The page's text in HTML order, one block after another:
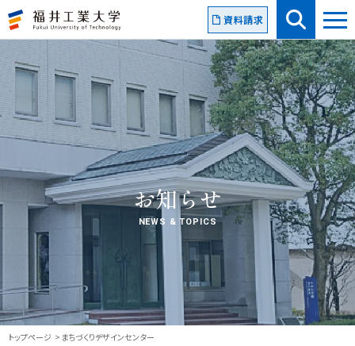
資料請求
お知らせ
NEWS & TOPICS
トップページ まちづくりデザインセンター